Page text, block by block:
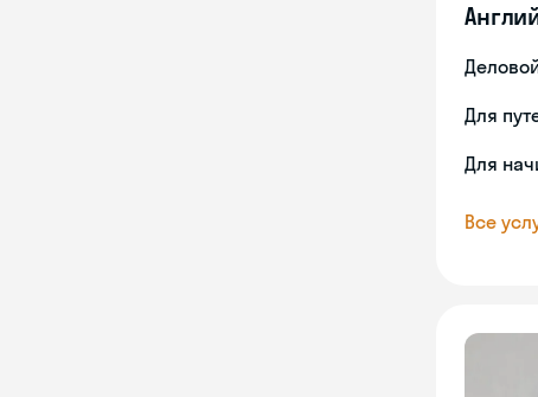
Для
Для
Все